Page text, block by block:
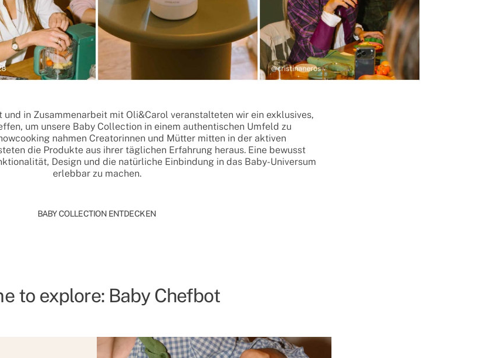
und in Zusammenarbeit mit Oli&Carol veranstalteten wir ein exklusives,
um unsere Baby Collection in einem authentischen Umfeld zu
nahmen Creatorinnen und Mütter mitten in der aktiven
die Produkte aus ihrer täglichen Erfahrung heraus. Eine bewusst
Design und die natürliche Einbindung in das Baby-Universum
erlebbar zu machen.
BABY COLLECTION ENTDECKEN
to explore: Baby Chefbot